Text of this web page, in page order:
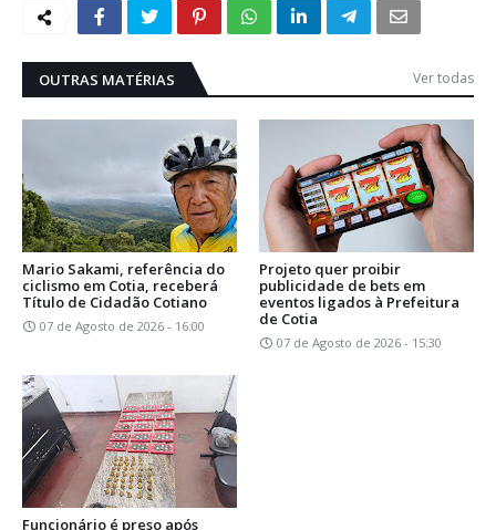
OUTRAS MATÉRIAS Ver todas
Mario Sakami, referência do
ciclismo em Cotia, receberá
Título de Cidadão Cotiano
07 de Agosto de 2026 - 16:00
Projeto quer proibir
publicidade de bets em
eventos ligados à Prefeitura
de Cotia
07 de Agosto de 2026 - 15:30
Funcionário é preso após